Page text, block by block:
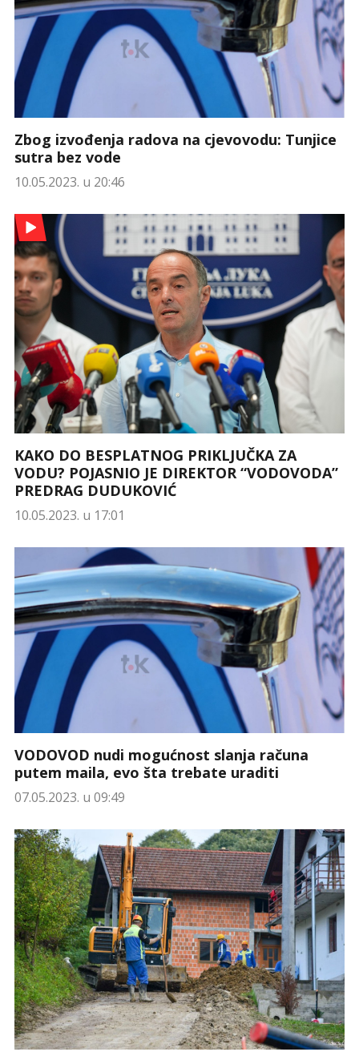
Zbog izvođenja radova na cjevovodu: Tunjice
sutra bez vode
10.05.2023. u 20:46
KAKO DO BESPLATNOG PRIKLJUČKA ZA
VODU? POJASNIO JE DIREKTOR “VODOVODA”
PREDRAG DUDUKOVIĆ
10.05.2023. u 17:01
VODOVOD nudi mogućnost slanja računa
putem maila, evo šta trebate uraditi
07.05.2023. u 09:49